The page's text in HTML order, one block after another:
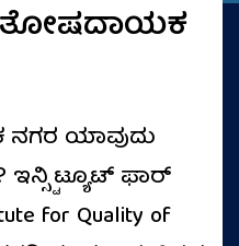
ಯಾವುದು
ಇನ್ಸ್ಟಿಟ್ಯೂಟ್ ಫಾರ್
for Quality of